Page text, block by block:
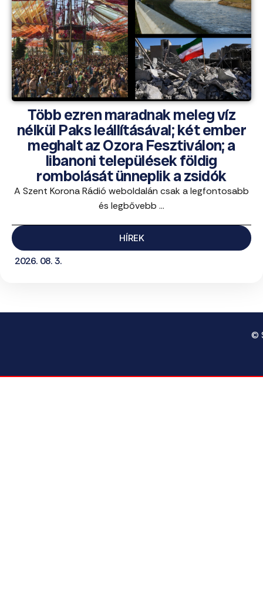
Több ezren maradnak meleg víz
nélkül Paks leállításával; két ember
meghalt az Ozora Fesztiválon; a
libanoni települések földig
rombolását ünneplik a zsidók
A Szent Korona Rádió weboldalán csak a legfontosabb
és legbővebb ...
HÍREK
2026. 08. 3.
©